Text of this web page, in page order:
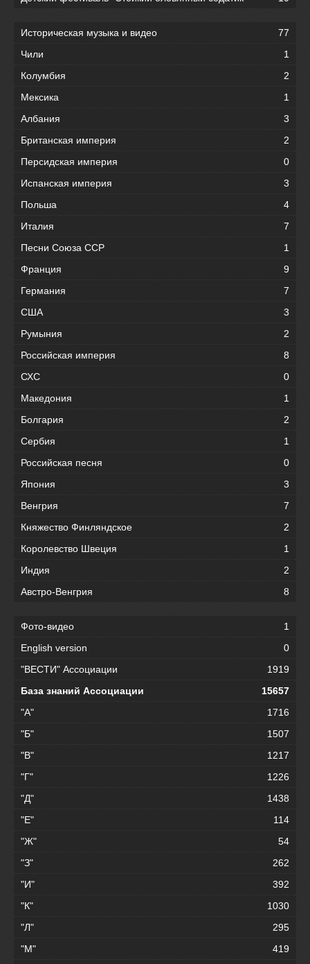
Историческая музыка и видео
77
Чили
1
Колумбия
2
Мексика
1
Албания
3
Британская империя
2
Персидская империя
0
Испанская империя
3
Польша
4
Италия
7
Песни Союза ССР
1
Франция
9
Германия
7
США
3
Румыния
2
Российская империя
8
СХС
0
Македония
1
Болгария
2
Сербия
1
Российская песня
0
Япония
3
Венгрия
7
Княжество Финляндское
2
Королевство Швеция
1
Индия
2
Австро-Венгрия
8
Фото-видео
1
English version
0
"ВЕСТИ" Ассоциации
1919
База знаний Ассоциации
15657
"А"
1716
"Б"
1507
"В"
1217
"Г"
1226
"Д"
1438
"Е"
114
"Ж"
54
"З"
262
"И"
392
"К"
1030
"Л"
295
"М"
419